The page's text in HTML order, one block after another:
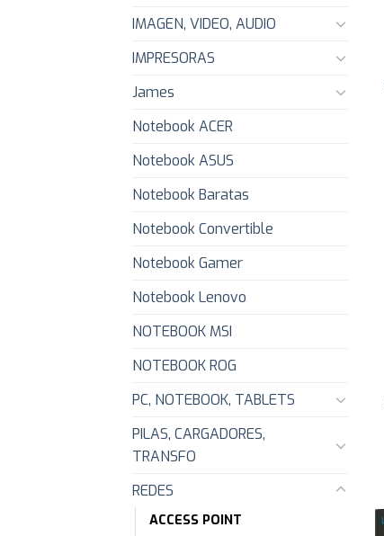
IMAGEN, VIDEO, AUDIO
IMPRESORAS
James
Notebook ACER
Notebook ASUS
Notebook Baratas
Notebook Convertible
Notebook Gamer
Notebook Lenovo
NOTEBOOK MSI
NOTEBOOK ROG
PC, NOTEBOOK, TABLETS
PILAS, CARGADORES,
TRANSFO
REDES
ACCESS POINT